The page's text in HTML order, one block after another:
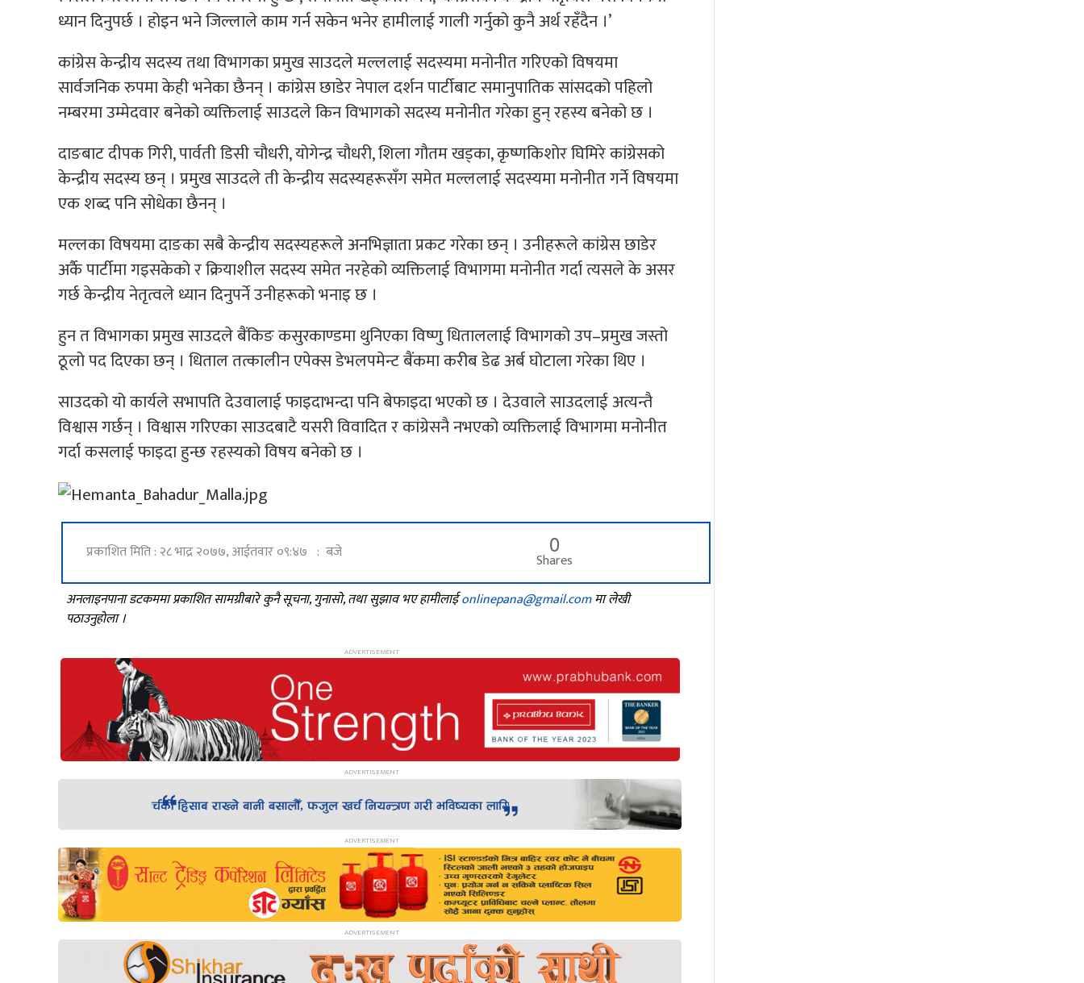
ध्यान दिनुपर्छ । होइन भने जिल्लाले काम गर्न सकेन भनेर हामीलाई गाली गर्नुको कुनै अर्थ रहँदैन ।’
कांग्रेस केन्द्रीय सदस्य तथा विभागका प्रमुख साउदले मल्ललाई सदस्यमा मनोनीत गरिएको विषयमा
सार्वजनिक रुपमा केही भनेका छैनन् । कांग्रेस छाडेर नेपाल दर्शन पार्टीबाट समानुपातिक सांसदको पहिलो
नम्बरमा उम्मेदवार बनेको व्यक्तिलाई साउदले किन विभागको सदस्य मनोनीत गरेका हुन् रहस्य बनेको छ ।
दाङबाट दीपक गिरी, पार्वती डिसी चौधरी, योगेन्द्र चौधरी, शिला गौतम खड्का, कृष्णकिशोर घिमिरे कांग्रेसको
केन्द्रीय सदस्य छन् । प्रमुख साउदले ती केन्द्रीय सदस्यहरूसँग समेत मल्ललाई सदस्यमा मनोनीत गर्ने विषयमा
एक शब्द पनि सोधेका छैनन् ।
मल्लका विषयमा दाङका सबै केन्द्रीय सदस्यहरूले अनभिज्ञाता प्रकट गरेका छन् । उनीहरूले कांग्रेस छाडेर
अर्कै पार्टीमा गइसकेको र क्रियाशील सदस्य समेत नरहेको व्यक्तिलाई विभागमा मनोनीत गर्दा त्यसले के असर
गर्छ केन्द्रीय नेतृत्वले ध्यान दिनुपर्ने उनीहरूको भनाइ छ ।
हुन त विभागका प्रमुख साउदले बैंकिङ कसुरकाण्डमा थुनिएका विष्णु धिताललाई विभागको उप–प्रमुख जस्तो
ठूलो पद दिएका छन् । धिताल तत्कालीन एपेक्स डेभलपमेन्ट बैंकमा करीब डेढ अर्ब घोटाला गरेका थिए ।
साउदको यो कार्यले सभापति देउवालाई फाइदाभन्दा पनि बेफाइदा भएको छ । देउवाले साउदलाई अत्यन्तै
विश्वास गर्छन् । विश्वास गरिएका साउदबाटै यसरी विवादित र कांग्रेसनै नभएको व्यक्तिलाई विभागमा मनोनीत
गर्दा कसलाई फाइदा हुन्छ रहस्यको विषय बनेको छ ।
प्रकाशित मिति : २८ भाद्र २०७७, आईतवार ०९:४७ : बजे 0
Shares
अनलाइनपाना डटकममा प्रकाशित सामग्रीबारे कुनै सूचना, गुनासो, तथा सुझाव भए हामीलाईonlinepana@gmail.comमा लेखी
पठाउनुहोला ।